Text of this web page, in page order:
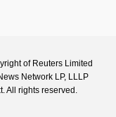
of Reuters Limited
Network LP, LLLP
All rights reserved.